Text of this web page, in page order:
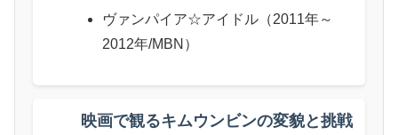
ヴァンパイア☆アイドル（2011年～
2012年/MBN）
映画で観るキムウンビンの変貌と挑戦